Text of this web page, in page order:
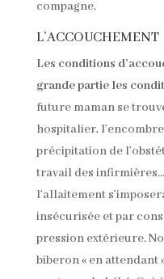
compagne.
L’ACCOUCHEMENT
Les conditions
grande partie les
future maman se
hospitalier,
précipitation de
travail des
l’allaitement
insécurisée et par
pression extérieure.
biberon « en attendant